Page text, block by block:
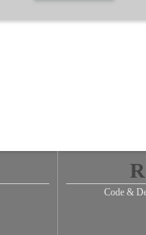
Code &